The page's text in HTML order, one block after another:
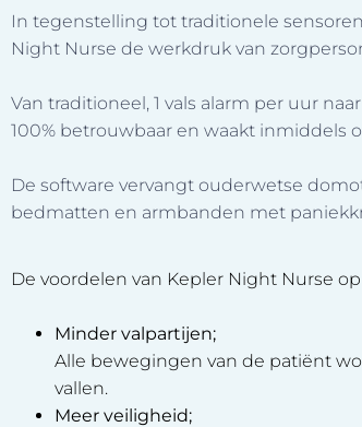
In tegenstelling tot traditionele
Night Nurse de werkdruk van
Van traditioneel, 1 vals alarm per uur
100% betrouwbaar en waakt inmiddels
De software vervangt ouderwetse
bedmatten en armbanden met
De voordelen van Kepler Night Nurse
Minder valpartijen;
Alle bewegingen van de patiënt
vallen.
Meer veiligheid;